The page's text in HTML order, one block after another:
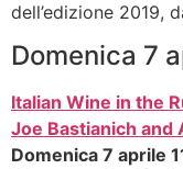
dell’edizione 2019,
Domenica 7
Italian Wine in the
Joe Bastianich and
Domenica 7 aprile